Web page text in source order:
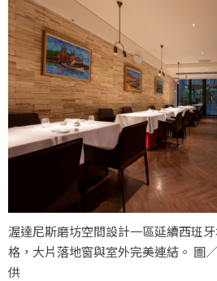
渥達尼斯磨坊空間設計一區延續西班
格，大片落地窗與室外完美連結。 圖
供